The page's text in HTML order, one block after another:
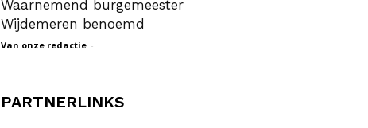
Waarnemend burgemeester
Wijdemeren benoemd
Van onze redactie -
PARTNERLINKS